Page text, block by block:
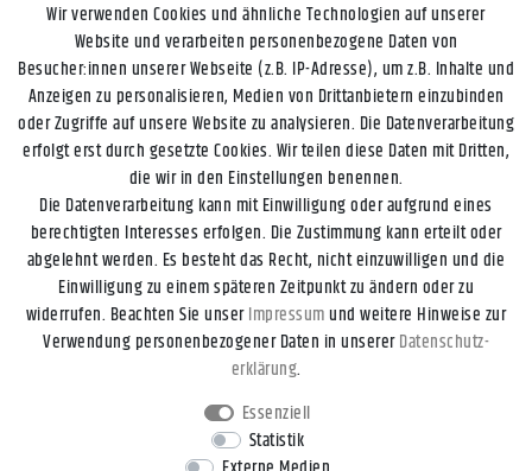
Impressum Daten­schutz­erklärung AGB Widerrufs­recht
Wir verwenden Cookies und ähnliche Technologien auf unserer
Website und verarbeiten personenbezogene Daten von
Besucher:innen unserer Webseite (z.B. IP-Adresse), um z.B. Inhalte und
Anzeigen zu personalisieren, Medien von Drittanbietern einzubinden
oder Zugriffe auf unsere Website zu analysieren. Die Datenverarbeitung
erfolgt erst durch gesetzte Cookies. Wir teilen diese Daten mit Dritten,
die wir in den Einstellungen benennen.
Die Datenverarbeitung kann mit Einwilligung oder aufgrund eines
berechtigten Interesses erfolgen. Die Zustimmung kann erteilt oder
abgelehnt werden. Es besteht das Recht, nicht einzuwilligen und die
Einwilligung zu einem späteren Zeitpunkt zu ändern oder zu
widerrufen. Beachten Sie unserImpressumund weitere Hinweise zur
Verwendung personenbezogener Daten in unsererDaten­schutz­
erklärung.
Essenziell
Statistik